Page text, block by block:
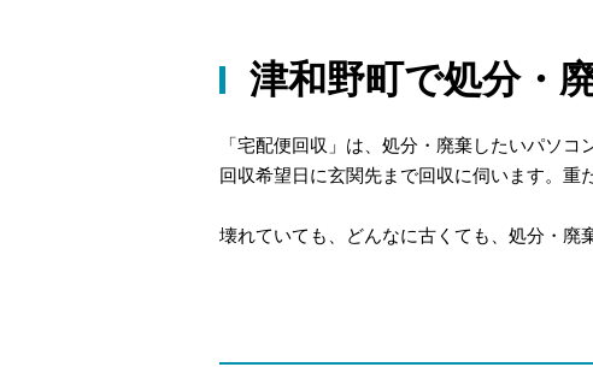
津和野町で処分・
「宅配便回収」は、処分・廃棄したいパソ
回収希望日に玄関先まで回収に伺います。重
壊れていても、どんなに古くても、処分・廃